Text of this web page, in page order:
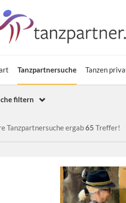
Tanzpartnersuche Tanzen
filtern
Tanzpartnersuche ergab65 Treffer!